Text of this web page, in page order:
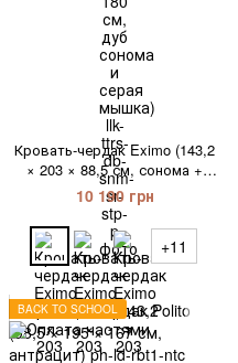
Кровать-чердак Eximo (143,2
× 203 × 88,5 см, сонома +
орех)
10 190 грн
+11
BACK TO SCHOOL